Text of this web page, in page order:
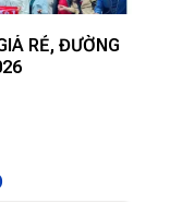
RẺ, ĐƯỜNG